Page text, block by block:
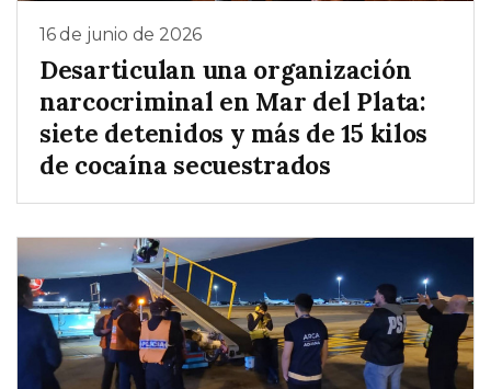
16 de junio de 2026
Desarticulan una organización
narcocriminal en Mar del Plata:
siete detenidos y más de 15 kilos
de cocaína secuestrados